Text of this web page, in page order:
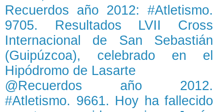
Recuerdos año 2012: #Atletismo.
9705. Resultados LVII Cross
Internacional de San Sebastián
(Guipúzcoa), celebrado en el
Hipódromo de Lasarte
@Recuerdos año 2012.
#Atletismo. 9661. Hoy ha fallecido